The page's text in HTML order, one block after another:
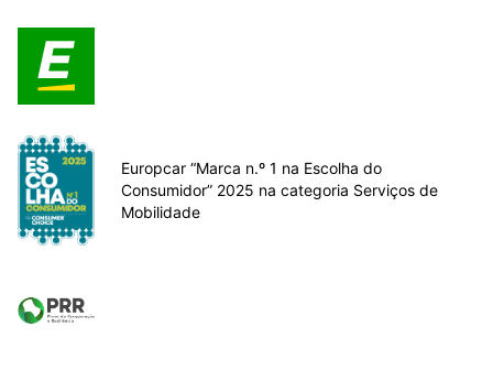
Europcar “Marca n.º 1 na Escolha do
Consumidor” 2025 na categoria Serviços de
Mobilidade